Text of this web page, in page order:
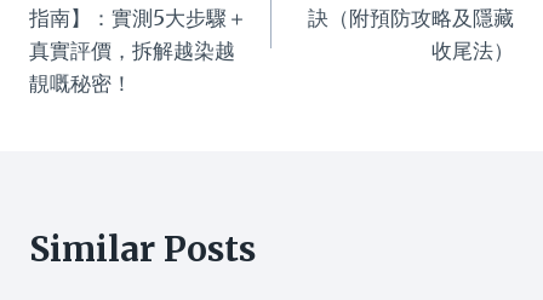
指南】：實測5大步驟＋
真實評價，拆解越染越
靚嘅秘密！
訣（附預防攻略及隱藏
收尾法）
Similar Posts